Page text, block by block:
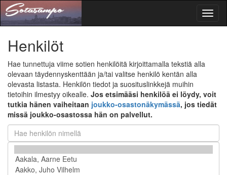
Henkilöt
Hae tunnettuja viime sotien henkilöitä kirjoittamalla tekstiä alla
olevaan täydennyskenttään ja/tai valitse henkilö kentän alla
olevasta listasta. Henkilön tiedot ja suosituslinkkejä muihin
tietoihin ilmestyy oikealle. Jos etsimääsi henkilöä ei löydy, voit
tutkia hänen vaiheitaan joukko-osastonäkymässä, jos tiedät
missä joukko-osastossa hän on palvellut.